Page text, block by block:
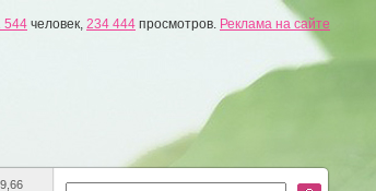
544 человек, 234 444 просмотров. Реклама на сайте